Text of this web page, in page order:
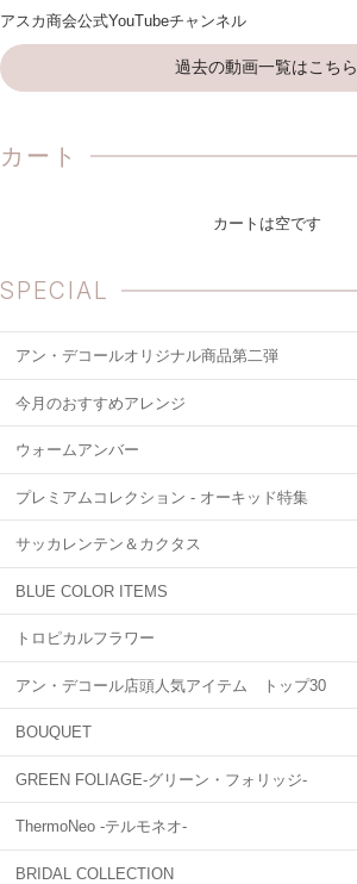
アスカ商会公式YouTubeチャンネル
過去の動画一覧はこちら
カート
カートは空です
SPECIAL
アン・デコールオリジナル商品第二弾
今月のおすすめアレンジ
ウォームアンバー
プレミアムコレクション - オーキッド特集
サッカレンテン＆カクタス
BLUE COLOR ITEMS
トロピカルフラワー
アン・デコール店頭人気アイテム トップ30
BOUQUET
GREEN FOLIAGE-グリーン・フォリッジ-
ThermoNeo -テルモネオ-
BRIDAL COLLECTION